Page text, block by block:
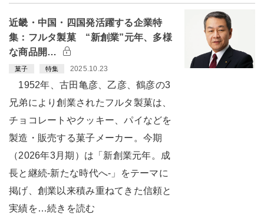
近畿・中国・四国発活躍する企業特
集：フルタ製菓 “新創業”元年、多様
な商品開…
菓子 特集 2025.10.23
1952年、古田亀彦、乙彦、鶴彦の3
兄弟により創業されたフルタ製菓は、
チョコレートやクッキー、パイなどを
製造・販売する菓子メーカー。今期
（2026年3月期）は「新創業元年。成
長と継続-新たな時代へ-」をテーマに
掲げ、創業以来積み重ねてきた信頼と
実績を…続きを読む